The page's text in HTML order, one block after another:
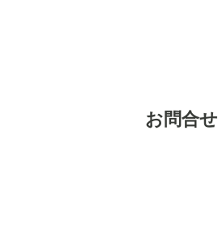
お問合せ